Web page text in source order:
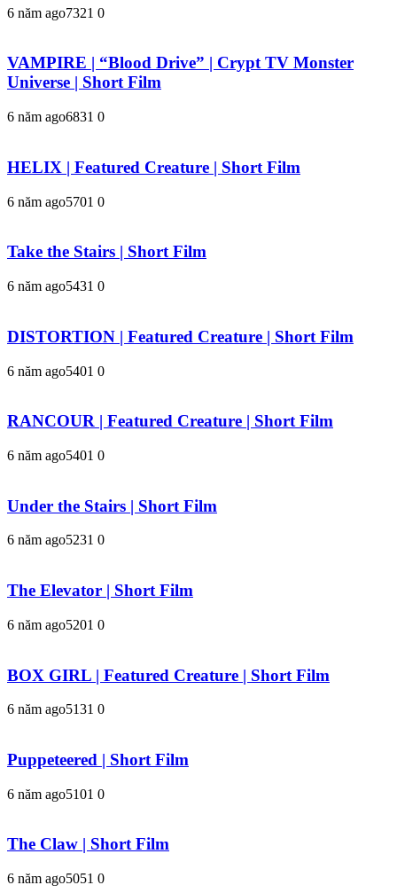
6 năm ago7321 0
VAMPIRE | “Blood Drive” | Crypt TV Monster
Universe | Short Film
6 năm ago6831 0
HELIX | Featured Creature | Short Film
6 năm ago5701 0
Take the Stairs | Short Film
6 năm ago5431 0
DISTORTION | Featured Creature | Short Film
6 năm ago5401 0
RANCOUR | Featured Creature | Short Film
6 năm ago5401 0
Under the Stairs | Short Film
6 năm ago5231 0
The Elevator | Short Film
6 năm ago5201 0
BOX GIRL | Featured Creature | Short Film
6 năm ago5131 0
Puppeteered | Short Film
6 năm ago5101 0
The Claw | Short Film
6 năm ago5051 0